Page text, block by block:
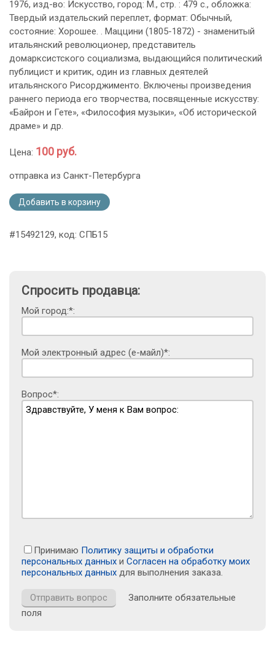
1976, изд-во: Искусство, город: М., стр. : 479 с., обложка:
Твердый издательский переплет, формат: Обычный,
состояние: Хорошее. . Маццини (1805-1872) - знаменитый
итальянский революционер, представитель
домарксистского социализма, выдающийся политический
публицист и критик, один из главных деятелей
итальянского Рисорджименто. Включены произведения
раннего периода его творчества, посвященные искусству:
«Байрон и Гете», «Философия музыки», «Об исторической
драме» и др.
Цена: 100 руб.
отправка из Санкт-Петербурга
Добавить в корзину
#15492129, код: СПБ15
Спросить продавца:
Мой город:*:
Мой электронный адрес (е-майл)*:
Вопрос*:
Принимаю Политику защиты и обработки
персональных данных и Согласен на обработку моих
персональных данных для выполнения заказа.
Заполните обязательные
поля